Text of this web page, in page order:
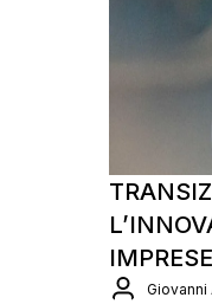
IMPRESE
Giovanni